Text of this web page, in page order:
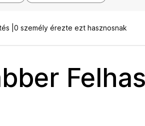
| 0 személy érezte ezt hasznosnak